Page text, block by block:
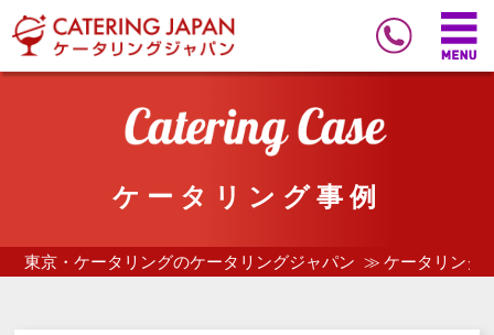
ケータリング事例
東京・ケータリングのケータリングジャパン ケータリング